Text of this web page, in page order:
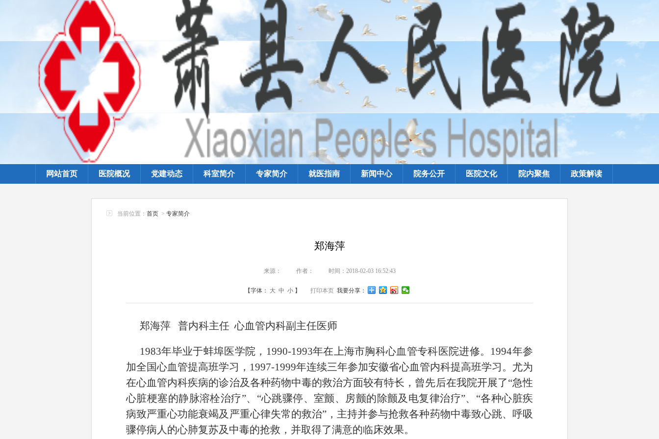
网站首页 医院概况 党建动态 科室简介 专家简介 就医指南 新闻中心 院务公开 医院文化 院内聚焦 政策解读
当前位置： 首页 > 专家简介
郑海萍
来源： 作者： 时间：2018-02-03 16:52:43
【字体： 大 中 小 】 打印本页 我要分享：
郑海萍 普内科主任 心血管内科副主任医师
1983年毕业于蚌埠医学院， 1990-1993年在上海市胸科心血管专科医院进修。 1994年参
加全国心血管提高班学习， 1997-1999年连续三年参加安徽省心血管内科提高班学习。尤为
在心血管内科疾病的诊治及各种药物中毒的救治方面较有特长，曾先后在我院开展了“急性
心脏梗塞的静脉溶栓治疗”、“心跳骤停、室颤、房颤的除颤及电复律治疗”、“各种心脏疾
病致严重心功能衰竭及严重心律失常的救治”，主持并参与抢救各种药物中毒致心跳、呼吸
骤停病人的心肺复苏及中毒的抢救，并取得了满意的临床效果。